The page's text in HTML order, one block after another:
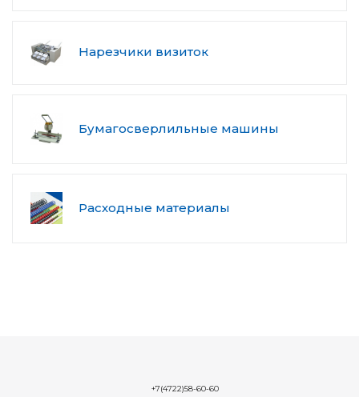
Нарезчики визиток
Бумагосверлильные машины
Расходные материалы
+7(4722)58-60-60